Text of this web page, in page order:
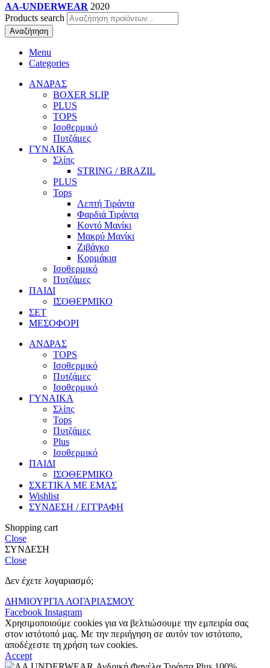
AA-UNDERWEAR 2020
Products search
Αναζήτηση
Menu
Categories
ΑΝΔΡΑΣ
BOXER SLIP
PLUS
TOPS
Ισοθερμικό
Πυτζάμες
ΓΥΝΑΙΚΑ
Σλίπς
STRING / BRAZIL
PLUS
Tops
Λεπτή Τιράντα
Φαρδιά Τιράντα
Κοντό Μανίκι
Μακρύ Μανίκι
Ζιβάγκο
Κορμάκια
Ισοθερμικό
Πυτζάμες
ΠΑΙΔΙ
ΙΣΟΘΕΡΜΙΚΟ
ΣΕΤ
ΜΕΣΟΦΟΡΙ
ΑΝΔΡΑΣ
TOPS
Ισοθερμικό
Πυτζάμες
Ισοθερμικό
ΓΥΝΑΙΚΑ
Σλίπς
Tops
Πυτζάμες
Plus
Ισοθερμικό
ΠΑΙΔΙ
ΙΣΟΘΕΡΜΙΚΟ
ΣΧΕΤΙΚΑ ΜΕ ΕΜΑΣ
Wishlist
ΣΥΝΔΕΣΗ / ΕΓΓΡΑΦΗ
Shopping cart
Close
ΣΥΝΔΕΣΗ
Close
Δεν έχετε λογαριασμό;
ΔΗΜΙΟΥΡΓΙΑ ΛΟΓΑΡΙΑΣΜΟΥ
Facebook Instagram
Χρησιμοποιούμε cookies για να βελτιώσουμε την εμπειρία σας
στον ιστότοπό μας. Με την περιήγηση σε αυτόν τον ιστότοπο,
αποδέχεστε τη χρήση των cookies.
Accept